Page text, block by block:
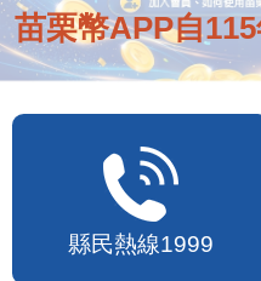
苗栗幣APP自
縣民熱線1999